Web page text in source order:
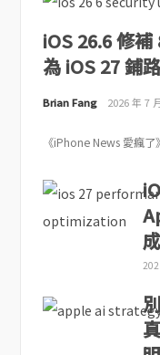
iOS 26.6 修
為 iOS 27 鋪路
Brian Fang 2026 年 7
《iPhone News 愛瘋
成